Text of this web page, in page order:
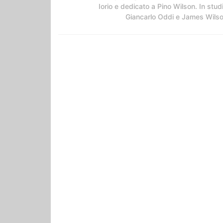
Iorio e dedicato a Pino Wilson. In
Giancarlo Oddi e James